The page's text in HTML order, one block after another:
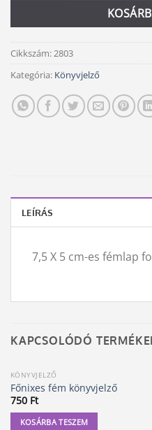
Cikkszám:2803
Kategória: Könyvjelző
LEÍRÁS
7,5 X 5 cm-es fémlap
KAPCSOLÓDÓ
KÖNYVJELZŐ
Főnixes fém könyvjelző
750 Ft
KOSÁRBA TESZEM